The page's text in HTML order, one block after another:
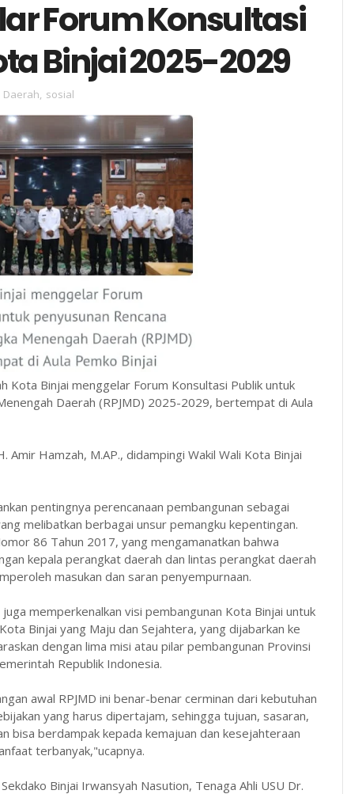
Forum Konsultasi
Binjai 2025-2029
Daerah, sosial
Kota Binjai menggelar Forum Konsultasi Publik untuk
Daerah (RPJMD) 2025-2029, bertempat di Aula
Amir Hamzah, M.AP., didampingi Wakil Wali Kota Binjai
pentingnya perencanaan pembangunan sebagai
melibatkan berbagai unsur pemangku kepentingan.
86 Tahun 2017, yang mengamanatkan bahwa
kepala perangkat daerah dan lintas perangkat daerah
masukan dan saran penyempurnaan.
memperkenalkan visi pembangunan Kota Binjai untuk
Binjai yang Maju dan Sejahtera, yang dijabarkan ke
dengan lima misi atau pilar pembangunan Provinsi
Republik Indonesia.
awal RPJMD ini benar-benar cerminan dari kebutuhan
yang harus dipertajam, sehingga tujuan, sasaran,
bisa berdampak kepada kemajuan dan kesejahteraan
terbanyak,"ucapnya.
Binjai Irwansyah Nasution, Tenaga Ahli USU Dr.